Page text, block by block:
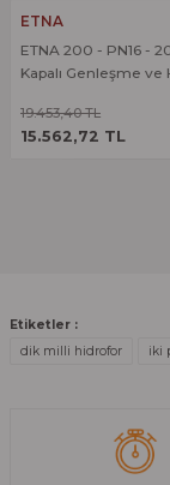
Ürün
Ürün fiyatı
Bu ürüne
ETNA
ETNA 200 - PN16 -
Kapalı Genleşme ve
19.453,40 TL
15.562,72 TL
ÜRÜNÜ
Etiketler :
dik milli hidrofor
iki